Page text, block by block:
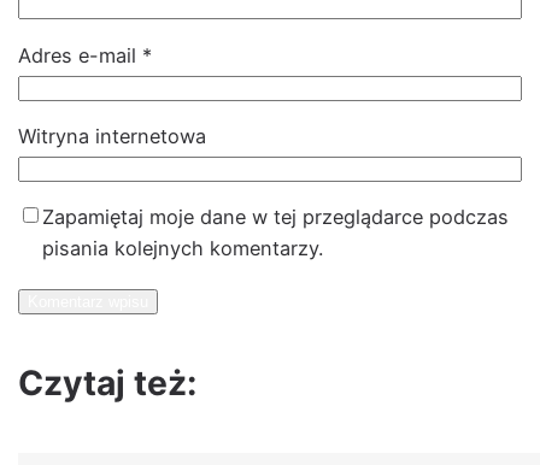
Adres e-mail *
Witryna internetowa
Zapamiętaj moje dane w tej przeglądarce podczas
pisania kolejnych komentarzy.
Czytaj też: